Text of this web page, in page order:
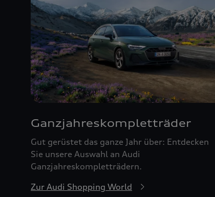
Ganzjahreskomplett­räder
Gut gerüstet das ganze Jahr über: Entdecken
Sie unsere Auswahl an Audi
Ganzjahreskompletträdern.
Zur Audi Shopping World